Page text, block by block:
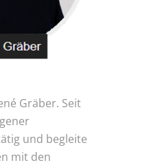
Gräber. Seit
und begleite
mit den